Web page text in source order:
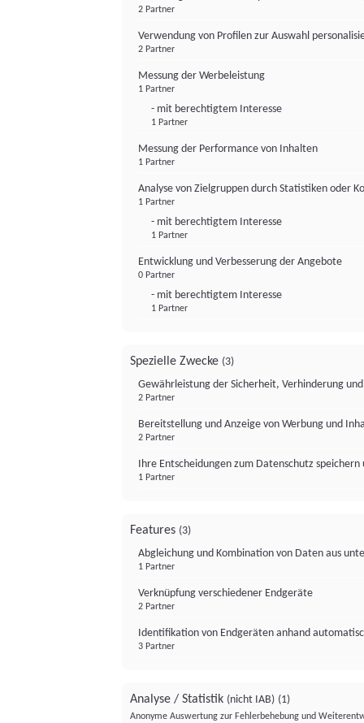
2 Partner
Verwendung von Profilen zur Auswahl
2 Partner
Messung der Werbeleistung
1 Partner
- mit berechtigtem Interesse
1 Partner
Messung der Performance von Inhalten
1 Partner
Analyse von Zielgruppen durch Statistiken oder
1 Partner
- mit berechtigtem Interesse
1 Partner
Entwicklung und Verbesserung der Angebote
0 Partner
- mit berechtigtem Interesse
1 Partner
Spezielle Zwecke (3)
Gewährleistung der Sicherheit, Verhinderung
2 Partner
Bereitstellung und Anzeige von Werbung und
2 Partner
Ihre Entscheidungen zum Datenschutz
1 Partner
Features (3)
Abgleichung und Kombination von Daten aus
1 Partner
Verknüpfung verschiedener Endgeräte
2 Partner
Identifikation von Endgeräten anhand
3 Partner
Analyse / Statistik (nicht IAB) (1)
Anonyme Auswertung zur Fehlerbehebung und